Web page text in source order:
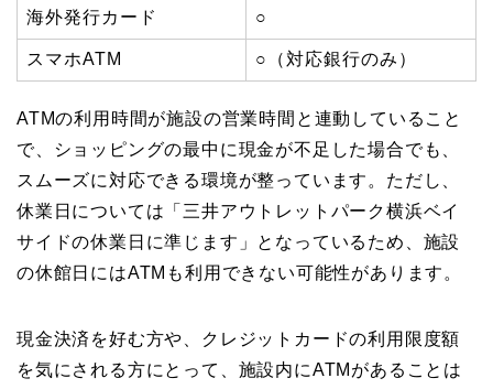
海外発行カード ○
スマホATM ○（対応銀行のみ）
ATMの利用時間が施設の営業時間と連動していること
で、ショッピングの最中に現金が不足した場合でも、
スムーズに対応できる環境が整っています。ただし、
休業日については「三井アウトレットパーク横浜ベイ
サイドの休業日に準じます」となっているため、施設
の休館日にはATMも利用できない可能性があります。
現金決済を好む方や、クレジットカードの利用限度額
を気にされる方にとって、施設内にATMがあることは